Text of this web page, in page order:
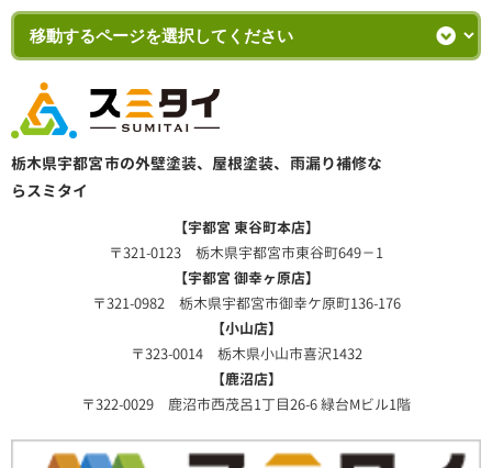
栃木県宇都宮市の外壁塗装、屋根塗装、雨漏り補修な
らスミタイ
【宇都宮 東谷町本店】
〒321-0123 栃木県宇都宮市東谷町649－1
【宇都宮 御幸ヶ原店】
〒321-0982 栃木県宇都宮市御幸ケ原町136-176
【小山店】
〒323-0014 栃木県小山市喜沢1432
【鹿沼店】
〒322-0029 鹿沼市西茂呂1丁目26-6 緑台Mビル1階